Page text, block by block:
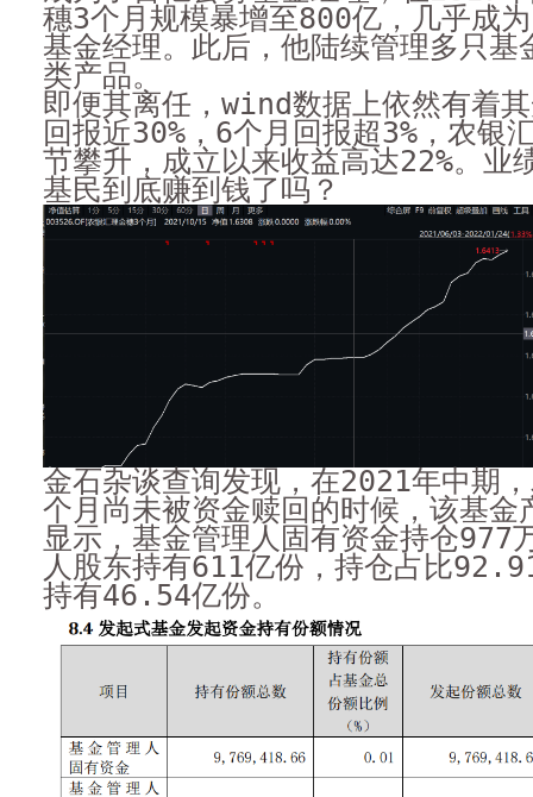
穗3个月规模暴增至800亿，几乎成
基金经理。此后，他陆续管理多只基
类产品。
即便其离任，wind数据上依然有着
回报近30%，6个月回报超3%，农银
节攀升，成立以来收益高达22%。业
基民到底赚到钱了吗？
金石杂谈查询发现，在2021年中期
个月尚未被资金赎回的时候，该基金
显示，基金管理人固有资金持仓977
人股东持有611亿份，持仓占比
持有46.54亿份。